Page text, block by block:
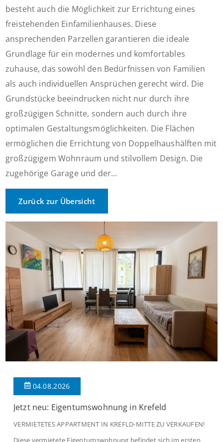
besteht auch die Möglichkeit zur Errichtung eines
freistehenden Einfamilienhauses. Diese
ansprechenden Parzellen garantieren die ideale
Grundlage für ein modernes und komfortables
zuhause, das sowohl den Bedürfnissen von Familien
als auch individuellen Ansprüchen gerecht wird. Die
Grundstücke beeindrucken nicht nur durch ihre
großzügigen Schnitte, sondern auch durch ihre
optimalen Gestaltungsmöglichkeiten. Die Flächen
ermöglichen die Errichtung von Doppelhaushälften mit
großzügigem Wohnraum und stilvollem Design. Die
zugehörige Garage und der...
Zurück zur Übersicht
04.08.2026
Jetzt neu: Eigentumswohnung in Krefeld
VERMIETETES APPARTMENT IN KREFLD-MITTE ZU VERKAUFEN!
Diese vermietete Eigentumswohnung befindet sich im ersten